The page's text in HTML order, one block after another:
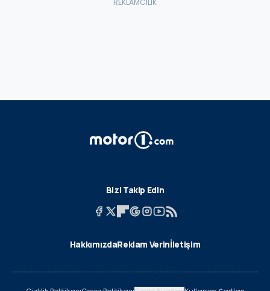
Bizi Takip Edin
HakkımızdaReklam Verinİletişim